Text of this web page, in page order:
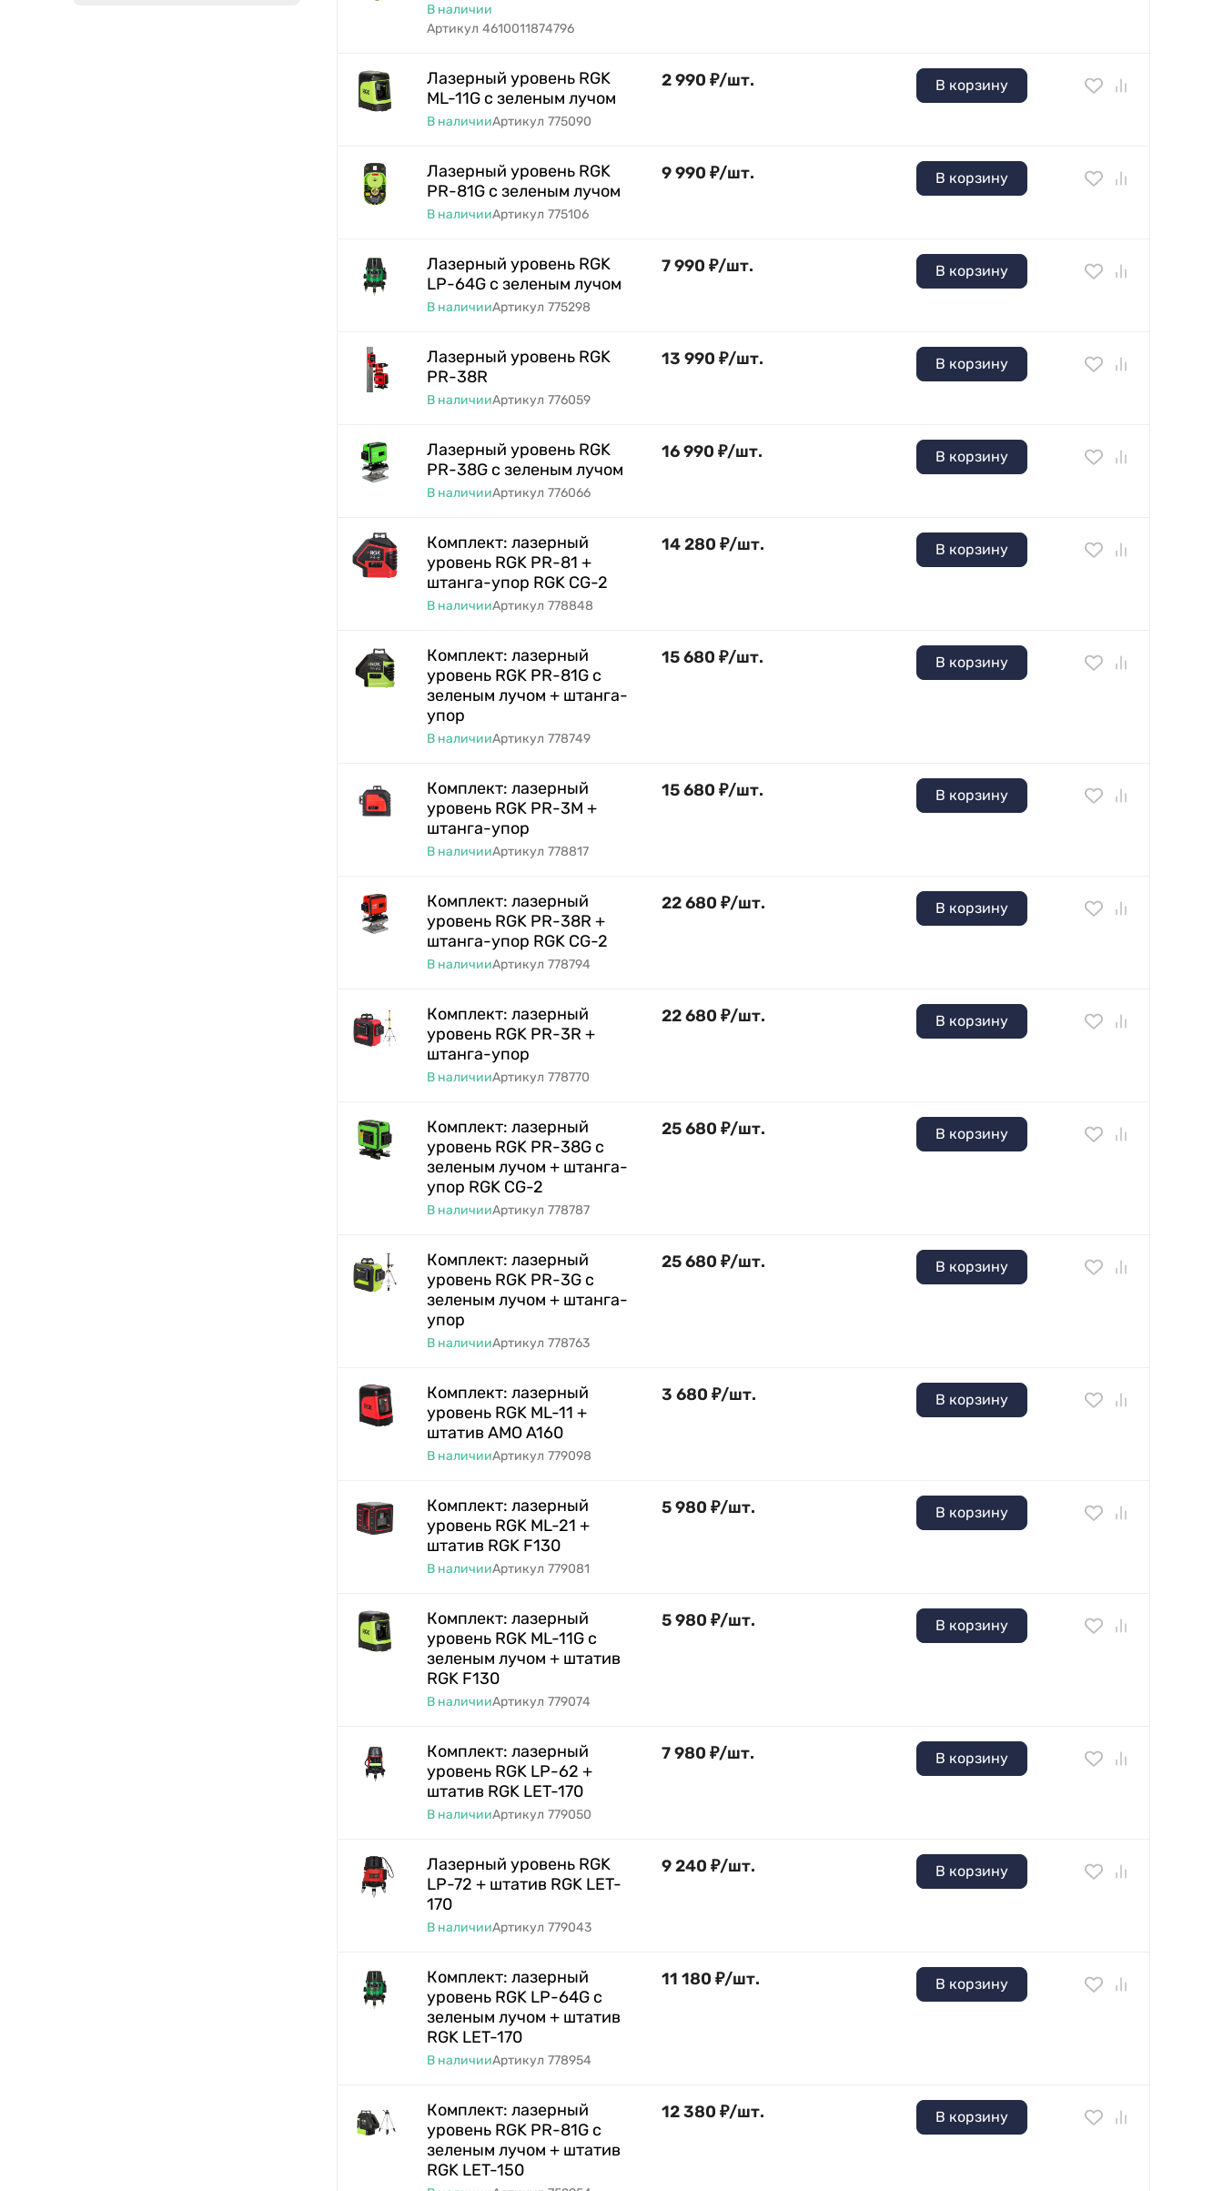
В наличии
Артикул 4610011874796
Лазерный уровень RGK
ML-11G с зеленым лучом
В наличииАртикул 775090
2 990 ₽/шт. В корзину
Лазерный уровень RGK
PR-81G с зеленым лучом
В наличииАртикул 775106
9 990 ₽/шт. В корзину
Лазерный уровень RGK
LP-64G с зеленым лучом
В наличииАртикул 775298
7 990 ₽/шт. В корзину
Лазерный уровень RGK
PR-38R
В наличииАртикул 776059
13 990 ₽/шт. В корзину
Лазерный уровень RGK
PR-38G с зеленым лучом
В наличииАртикул 776066
16 990 ₽/шт. В корзину
Комплект: лазерный
уровень RGK PR-81 +
штанга-упор RGK CG-2
В наличииАртикул 778848
14 280 ₽/шт. В корзину
Комплект: лазерный
уровень RGK PR-81G с
зеленым лучом + штанга-
упор
В наличииАртикул 778749
15 680 ₽/шт. В корзину
Комплект: лазерный
уровень RGK PR-3M +
штанга-упор
В наличииАртикул 778817
15 680 ₽/шт. В корзину
Комплект: лазерный
уровень RGK PR-38R +
штанга-упор RGK CG-2
В наличииАртикул 778794
22 680 ₽/шт. В корзину
Комплект: лазерный
уровень RGK PR-3R +
штанга-упор
В наличииАртикул 778770
22 680 ₽/шт. В корзину
Комплект: лазерный
уровень RGK PR-38G с
зеленым лучом + штанга-
упор RGK CG-2
В наличииАртикул 778787
25 680 ₽/шт. В корзину
Комплект: лазерный
уровень RGK PR-3G с
зеленым лучом + штанга-
упор
В наличииАртикул 778763
25 680 ₽/шт. В корзину
Комплект: лазерный
уровень RGK ML-11 +
штатив AMO A160
В наличииАртикул 779098
3 680 ₽/шт. В корзину
Комплект: лазерный
уровень RGK ML-21 +
штатив RGK F130
В наличииАртикул 779081
5 980 ₽/шт. В корзину
Комплект: лазерный
уровень RGK ML-11G с
зеленым лучом + штатив
RGK F130
В наличииАртикул 779074
5 980 ₽/шт. В корзину
Комплект: лазерный
уровень RGK LP-62 +
штатив RGK LET-170
В наличииАртикул 779050
7 980 ₽/шт. В корзину
Лазерный уровень RGK
LP-72 + штатив RGK LET-
170
В наличииАртикул 779043
9 240 ₽/шт. В корзину
Комплект: лазерный
уровень RGK LP-64G с
зеленым лучом + штатив
RGK LET-170
В наличииАртикул 778954
11 180 ₽/шт. В корзину
Комплект: лазерный
уровень RGK PR-81G с
зеленым лучом + штатив
RGK LET-150
12 380 ₽/шт. В корзину